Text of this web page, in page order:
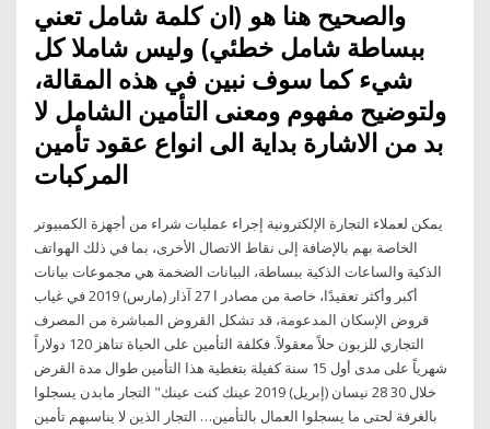
والصحيح هنا هو (ان كلمة شامل تعني
ببساطة شامل خطئي) وليس شاملا كل
شيء كما سوف نبين في هذه المقالة،
ولتوضيح مفهوم ومعنى التأمين الشامل لا
بد من الاشارة بداية الى انواع عقود تأمين
المركبات
يمكن لعملاء التجارة الإلكترونية إجراء عمليات شراء من أجهزة الكمبيوتر
الخاصة بهم بالإضافة إلى نقاط الاتصال الأخرى، بما في ذلك الهواتف
الذكية والساعات الذكية ببساطة، البيانات الضخمة هي مجموعات بيانات
أكبر وأكثر تعقيدًا، خاصة من مصادر ا 27 آذار (مارس) 2019 في غياب
قروض الإسكان المدعومة، قد تشكل القروض المباشرة من المصرف
التجاري للزبون حلاً معقولاً. فكلفة التأمين على الحياة تناهز 120 دولاراً
شهرياً على مدى أول 15 سنة كفيلة بتغطية هذا التأمين طوال مدة القرض
خلال 30 28 نيسان (إبريل) 2019 عينك كنت عينك" التجار مابدن يسجلوا
بالغرفة لحتى ما يسجلوا العمال بالتأمين… التجار الذين لا يناسبهم تأمين